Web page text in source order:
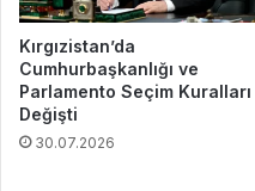
Kırgızistan’da
Cumhurbaşkanlığı ve
Parlamento Seçim Kuralları
Değişti
30.07.2026